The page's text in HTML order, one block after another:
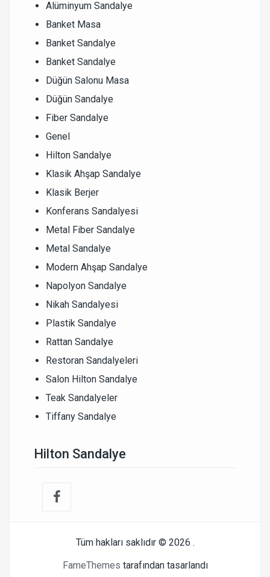
Alüminyum Sandalye
Banket Masa
Banket Sandalye
Banket Sandalye
Düğün Salonu Masa
Düğün Sandalye
Fiber Sandalye
Genel
Hilton Sandalye
Klasik Ahşap Sandalye
Klasik Berjer
Konferans Sandalyesi
Metal Fiber Sandalye
Metal Sandalye
Modern Ahşap Sandalye
Napolyon Sandalye
Nikah Sandalyesi
Plastik Sandalye
Rattan Sandalye
Restoran Sandalyeleri
Salon Hilton Sandalye
Teak Sandalyeler
Tiffany Sandalye
Hilton Sandalye
Tüm hakları saklıdır © 2026 .
FameThemes tarafından tasarlandı